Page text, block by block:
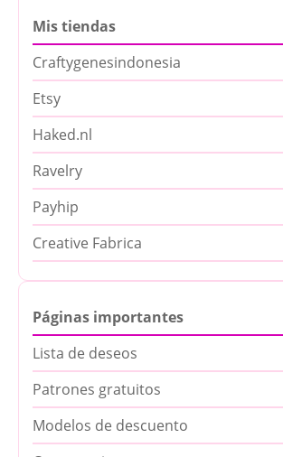
Mis tiendas
Craftygenesindonesia
Etsy
Haked.nl
Ravelry
Payhip
Creative Fabrica
Páginas importantes
Lista de deseos
Patrones gratuitos
Modelos de descuento